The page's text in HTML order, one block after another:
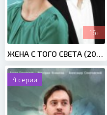
16+
4 серии